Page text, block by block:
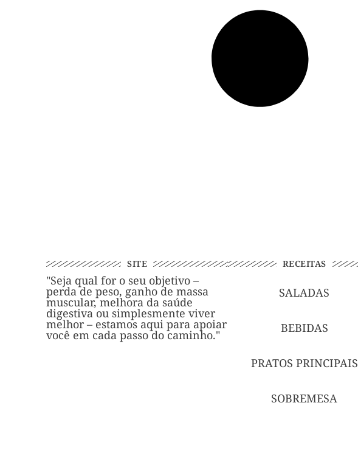
SITE
"Seja qual for o seu objetivo –
perda de peso, ganho de massa
muscular, melhora da saúde
digestiva ou simplesmente viver
melhor – estamos aqui para apoiar
você em cada passo do caminho."
RECEITAS
SALADAS
BEBIDAS
PRATOS PRINCIPAIS
SOBREMESA